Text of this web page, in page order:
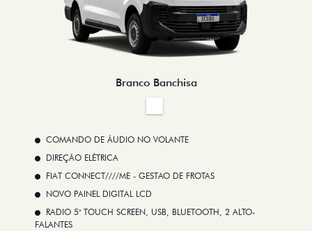
Branco Banchisa
COMANDO DE ÁUDIO NO VOLANTE
DIREÇÃO ELÉTRICA
FIAT CONNECT////ME - GESTAO DE FROTAS
NOVO PAINEL DIGITAL LCD
RADIO 5" TOUCH SCREEN, USB, BLUETOOTH, 2 ALTO-
FALANTES